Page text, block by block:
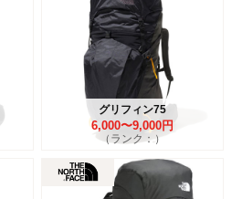
グリフィン75
6,000〜9,000円
（ランク：）